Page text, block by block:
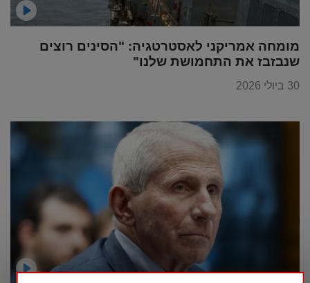
מומחה אמריקני לאסטרטגיה: "הסינים רוצים
שנבזבז את התחמושת שלנו"
30 ביולי 2026